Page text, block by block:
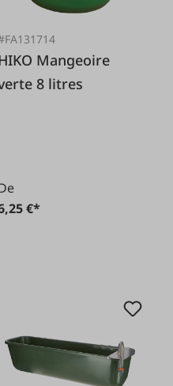
Mangeoire
8 litres
€*